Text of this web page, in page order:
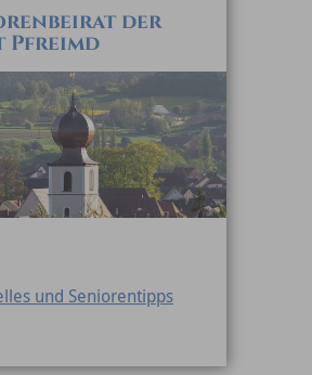
der
Pfreimd
und Seniorentipps